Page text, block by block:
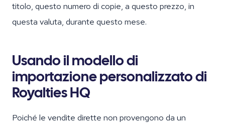
titolo, questo numero di copie, a questo prezzo, in
questa valuta, durante questo mese.
Usando il modello di
importazione personalizzato di
Royalties HQ
Poiché le vendite dirette non provengono da un